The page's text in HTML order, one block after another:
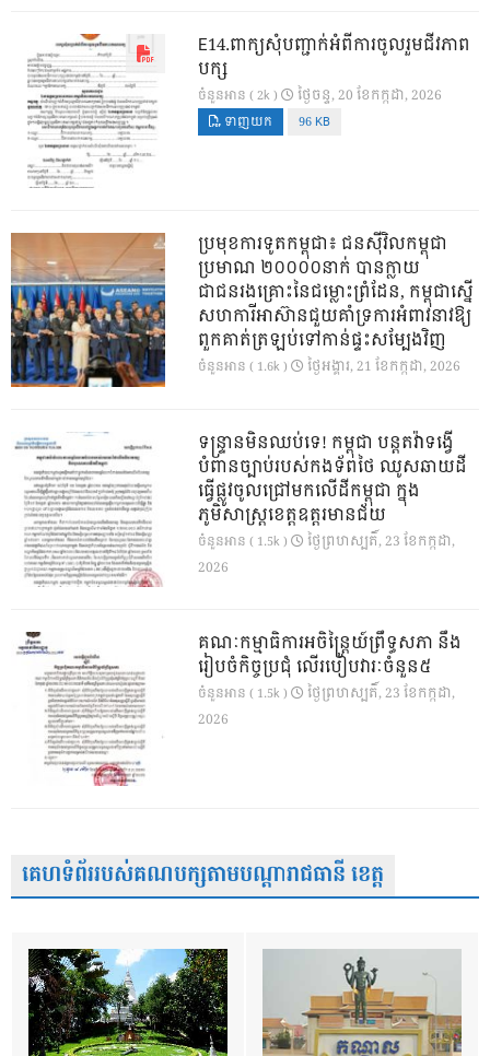
E14.ពាក្យសុំបញ្ជាក់អំពីការចូលរួមជីវភាព
បក្ស
ចំនួនអាន ( 2k ) ថ្ងៃ​ចន្ទ, 20 ខែ​កក្កដា, 2026
ទាញយក 96 KB
ប្រមុខការទូតកម្ពុជា៖ ជនស៊ីវិលកម្ពុជា
ប្រមាណ ២០០០០នាក់ បានក្លាយ
ជាជនរងគ្រោះនៃជម្លោះព្រំដែន, កម្ពុជាស្នើ
សហការីអាស៊ានជួយគាំទ្រការអំពាវនាវឱ្យ
ពួកគាត់ត្រឡប់ទៅកាន់ផ្ទះសម្បែងវិញ
ចំនួនអាន ( 1.6k ) ថ្ងៃ​អង្គារ, 21 ខែ​កក្កដា, 2026
ទន្ទ្រានមិនឈប់ទេ! កម្ពុជា បន្តតវ៉ាទង្វើ
បំពានច្បាប់របស់កងទ័ពថៃ ឈូសឆាយដី
ធ្វើផ្លូវចូលជ្រៅមកលើដីកម្ពុជា ក្នុង
ភូមិសាស្ត្រខេត្តឧត្តរមានជ័យ
ចំនួនអាន ( 1.5k )
ថ្ងៃ​ព្រហស្បតិ៍, 23 ខែ​កក្កដា,
2026
គណៈកម្មាធិការអចិន្ត្រៃយ៍ព្រឹទ្ធសភា នឹង
រៀបចំកិច្ចប្រជុំ លើរបៀបវារៈចំនួន៥
ចំនួនអាន ( 1.5k )
ថ្ងៃ​ព្រហស្បតិ៍, 23 ខែ​កក្កដា,
2026
គេហទំព័ររបស់គណបក្សតាមបណ្តារាជធានី ខេត្ត